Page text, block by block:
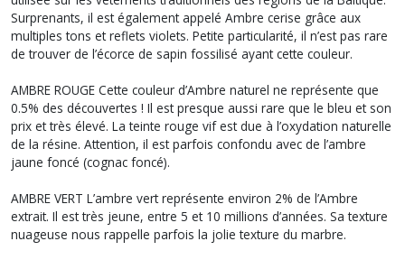
Surprenants, il est également appelé Ambre cerise grâce aux
multiples tons et reflets violets. Petite particularité, il n’est pas rare
de trouver de l’écorce de sapin fossilisé ayant cette couleur.
AMBRE ROUGE Cette couleur d’Ambre naturel ne représente que
0.5% des découvertes ! Il est presque aussi rare que le bleu et son
prix et très élevé. La teinte rouge vif est due à l’oxydation naturelle
de la résine. Attention, il est parfois confondu avec de l’ambre
jaune foncé (cognac foncé).
AMBRE VERT L’ambre vert représente environ 2% de l’Ambre
extrait. Il est très jeune, entre 5 et 10 millions d’années. Sa texture
nuageuse nous rappelle parfois la jolie texture du marbre.